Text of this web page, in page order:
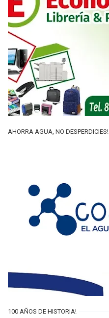
AHORRA AGUA, NO DESPERDICIES!
100 AÑOS DE HISTORIA!